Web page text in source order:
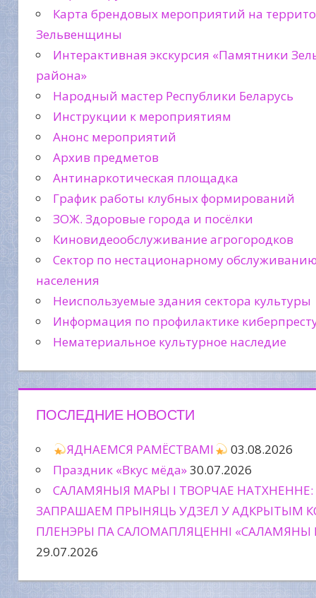
Карта брендовых мероприятий на
Зельвенщины
Интерактивная экскурсия «Памятники
района»
Народный мастер Республики Беларусь
Инструкции к мероприятиям
Анонс мероприятий
Архив предметов
Антинаркотическая площадка
График работы клубных формирований
ЗОЖ. Здоровые города и посёлки
Киновидеообслуживание агрогородков
Сектор по нестационарному
населения
Неиспользуемые здания сектора культуры
Информация по профилактике
Нематериальное культурное наследие
ПОСЛЕДНИЕ НОВОСТИ
ЯДНАЕМСЯ РАМЁСТВАМІ
03.08.2026
Праздник «Вкус мёда»30.07.2026
САЛАМЯНЫЯ МАРЫ І ТВОРЧАЕ НАТХНЕННЕ:
ЗАПРАШАЕМ ПРЫНЯЦЬ УДЗЕЛ У АДКРЫТЫМ
ПЛЕНЭРЫ ПА САЛОМАПЛЯЦЕННІ «САЛАМЯНЫ
29.07.2026